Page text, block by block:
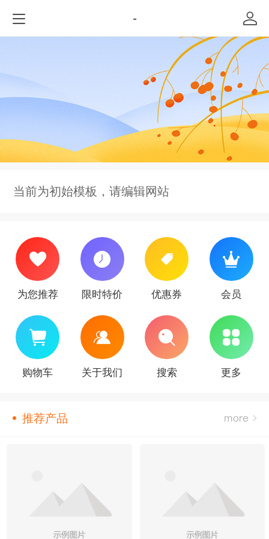
-
当前为初始模板，请编辑网站
为您推荐 限时特价 优惠券 会员
购物车 关于我们 搜索 更多
推荐产品